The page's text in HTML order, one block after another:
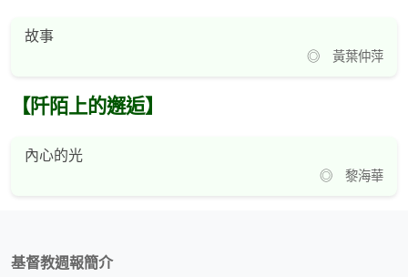
故事
◎ 黃葉仲萍
【阡陌上的邂逅】
內心的光
◎ 黎海華
基督教週報簡介